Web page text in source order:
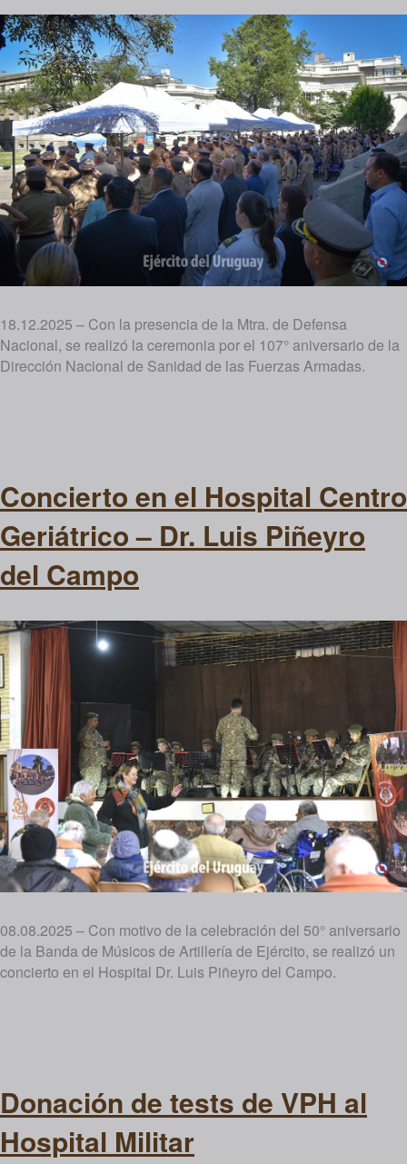
18.12.2025 – Con la presencia de la Mtra. de Defensa
Nacional, se realizó la ceremonia por el 107° aniversario de la
Dirección Nacional de Sanidad de las Fuerzas Armadas.
Concierto en el Hospital Centro
Geriátrico – Dr. Luis Piñeyro
del Campo
08.08.2025 – Con motivo de la celebración del 50° aniversario
de la Banda de Músicos de Artillería de Ejército, se realizó un
concierto en el Hospital Dr. Luis Piñeyro del Campo.
Donación de tests de VPH al
Hospital Militar